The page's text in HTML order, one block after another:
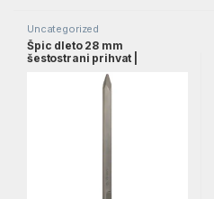
Uncategorized
Špic dleto 28 mm
šestostrani prihvat |